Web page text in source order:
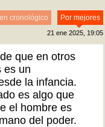
Por mejores
cronológico
21 ene 2025, 19:05
que en otros
es un
la infancia.
es algo que
el hombre es
del poder.